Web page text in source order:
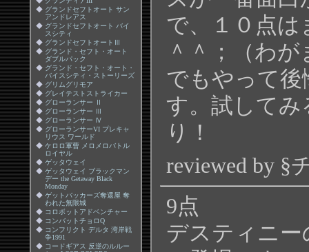
◆ グランドセフトオート サン
アンドレアス
◆ グランドセフトオート バイ
スシティ
◆ グランドセフトオートⅢ
◆ グランド・セフト・オート
ダブルパック
◆ グランド・セフト・オート・
バイスシティ・ストーリーズ
◆ グリムグリモア
◆ グレイテストストライカー
◆ グローランサー Ⅱ
◆ グローランサー Ⅲ
◆ グローランサー Ⅳ
◆ グローランサーVI プレキャ
リウス ワールド
◆ ケロロ軍曹 メロメロバトル
ロイヤル
◆ ゲッタウェイ
◆ ゲッタウェイ ブラックマン
デー the Getaway Black
Monday
◆ ゲットバッカーズ奪還屋 奪
われた無限城
◆ コロボットアドベンチャー
◆ コンバットチョロQ
◆ コンフリクト デルタ 湾岸戦
争1991
◆ コードギアス 反逆のルルー
で、１０点
＾＾；（わ
でもやって
す。試して
り！
reviewed by §
9点
デスティニー